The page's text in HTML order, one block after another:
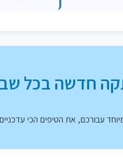
חדשה בכל
עבורכם, את הטיפים הכי